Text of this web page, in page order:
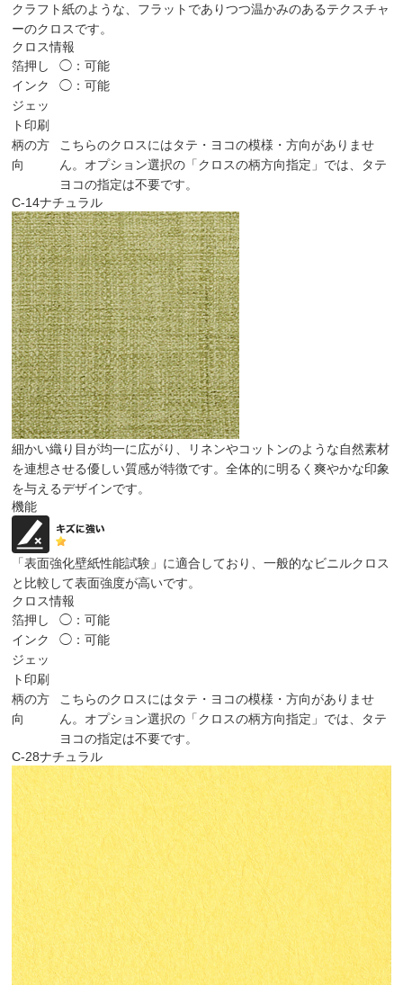
クラフト紙のような、フラットでありつつ温かみのあるテクスチャ
ーのクロスです。
クロス情報
箔押し
◯：可能
インク
ジェッ
ト印刷
◯：可能
柄の方
向
こちらのクロスにはタテ・ヨコの模様・方向がありませ
ん。オプション選択の「クロスの柄方向指定」では、タテ
ヨコの指定は不要です。
C-14ナチュラル
細かい織り目が均一に広がり、リネンやコットンのような自然素材
を連想させる優しい質感が特徴です。全体的に明るく爽やかな印象
を与えるデザインです。
機能
「表面強化壁紙性能試験」に適合しており、一般的なビニルクロス
と比較して表面強度が高いです。
クロス情報
箔押し
◯：可能
インク
ジェッ
ト印刷
◯：可能
柄の方
向
こちらのクロスにはタテ・ヨコの模様・方向がありませ
ん。オプション選択の「クロスの柄方向指定」では、タテ
ヨコの指定は不要です。
C-28ナチュラル